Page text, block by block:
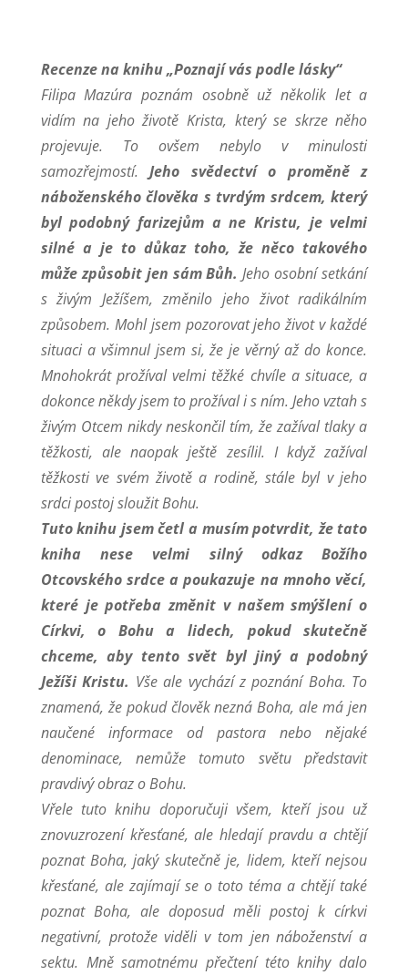
Recenze na knihu „Poznají vás podle lásky“
Filipa Mazúra poznám osobně už několik let a
vidím na jeho životě Krista, který se skrze něho
projevuje. To ovšem nebylo v minulosti
samozřejmostí.Jeho svědectví o proměně z
náboženského člověka s tvrdým srdcem, který
byl podobný farizejům a ne Kristu, je velmi
silné a je to důkaz toho, že něco takového
může způsobit jen sám Bůh. Jeho osobní setkání
s živým Ježíšem, změnilo jeho život radikálním
způsobem. Mohl jsem pozorovat jeho život v každé
situaci a všimnul jsem si, že je věrný až do konce.
Mnohokrát prožíval velmi těžké chvíle a situace, a
dokonce někdy jsem to prožíval i s ním. Jeho vztah s
živým Otcem nikdy neskončil tím, že zažíval tlaky a
těžkosti, ale naopak ještě zesílil. I když zažíval
těžkosti ve svém životě a rodině, stále byl v jeho
srdci postoj sloužit Bohu.
Tuto knihu jsem četl a musím potvrdit, že tato
kniha nese velmi silný odkaz Božího
Otcovského srdce a poukazuje na mnoho věcí,
které je potřeba změnit v našem smýšlení o
Církvi, o Bohu a lidech, pokud skutečně
chceme, aby tento svět byl jiný a podobný
Ježíši Kristu. Vše ale vychází z poznání Boha. To
znamená, že pokud člověk nezná Boha, ale má jen
naučené informace od pastora nebo nějaké
denominace, nemůže tomuto světu představit
pravdivý obraz o Bohu.
Vřele tuto knihu doporučuji všem, kteří jsou už
znovuzrození křesťané, ale hledají pravdu a chtějí
poznat Boha, jaký skutečně je, lidem, kteří nejsou
křesťané, ale zajímají se o toto téma a chtějí také
poznat Boha, ale doposud měli postoj k církvi
negativní, protože viděli v tom jen náboženství a
sektu. Mně samotnému přečtení této knihy dalo